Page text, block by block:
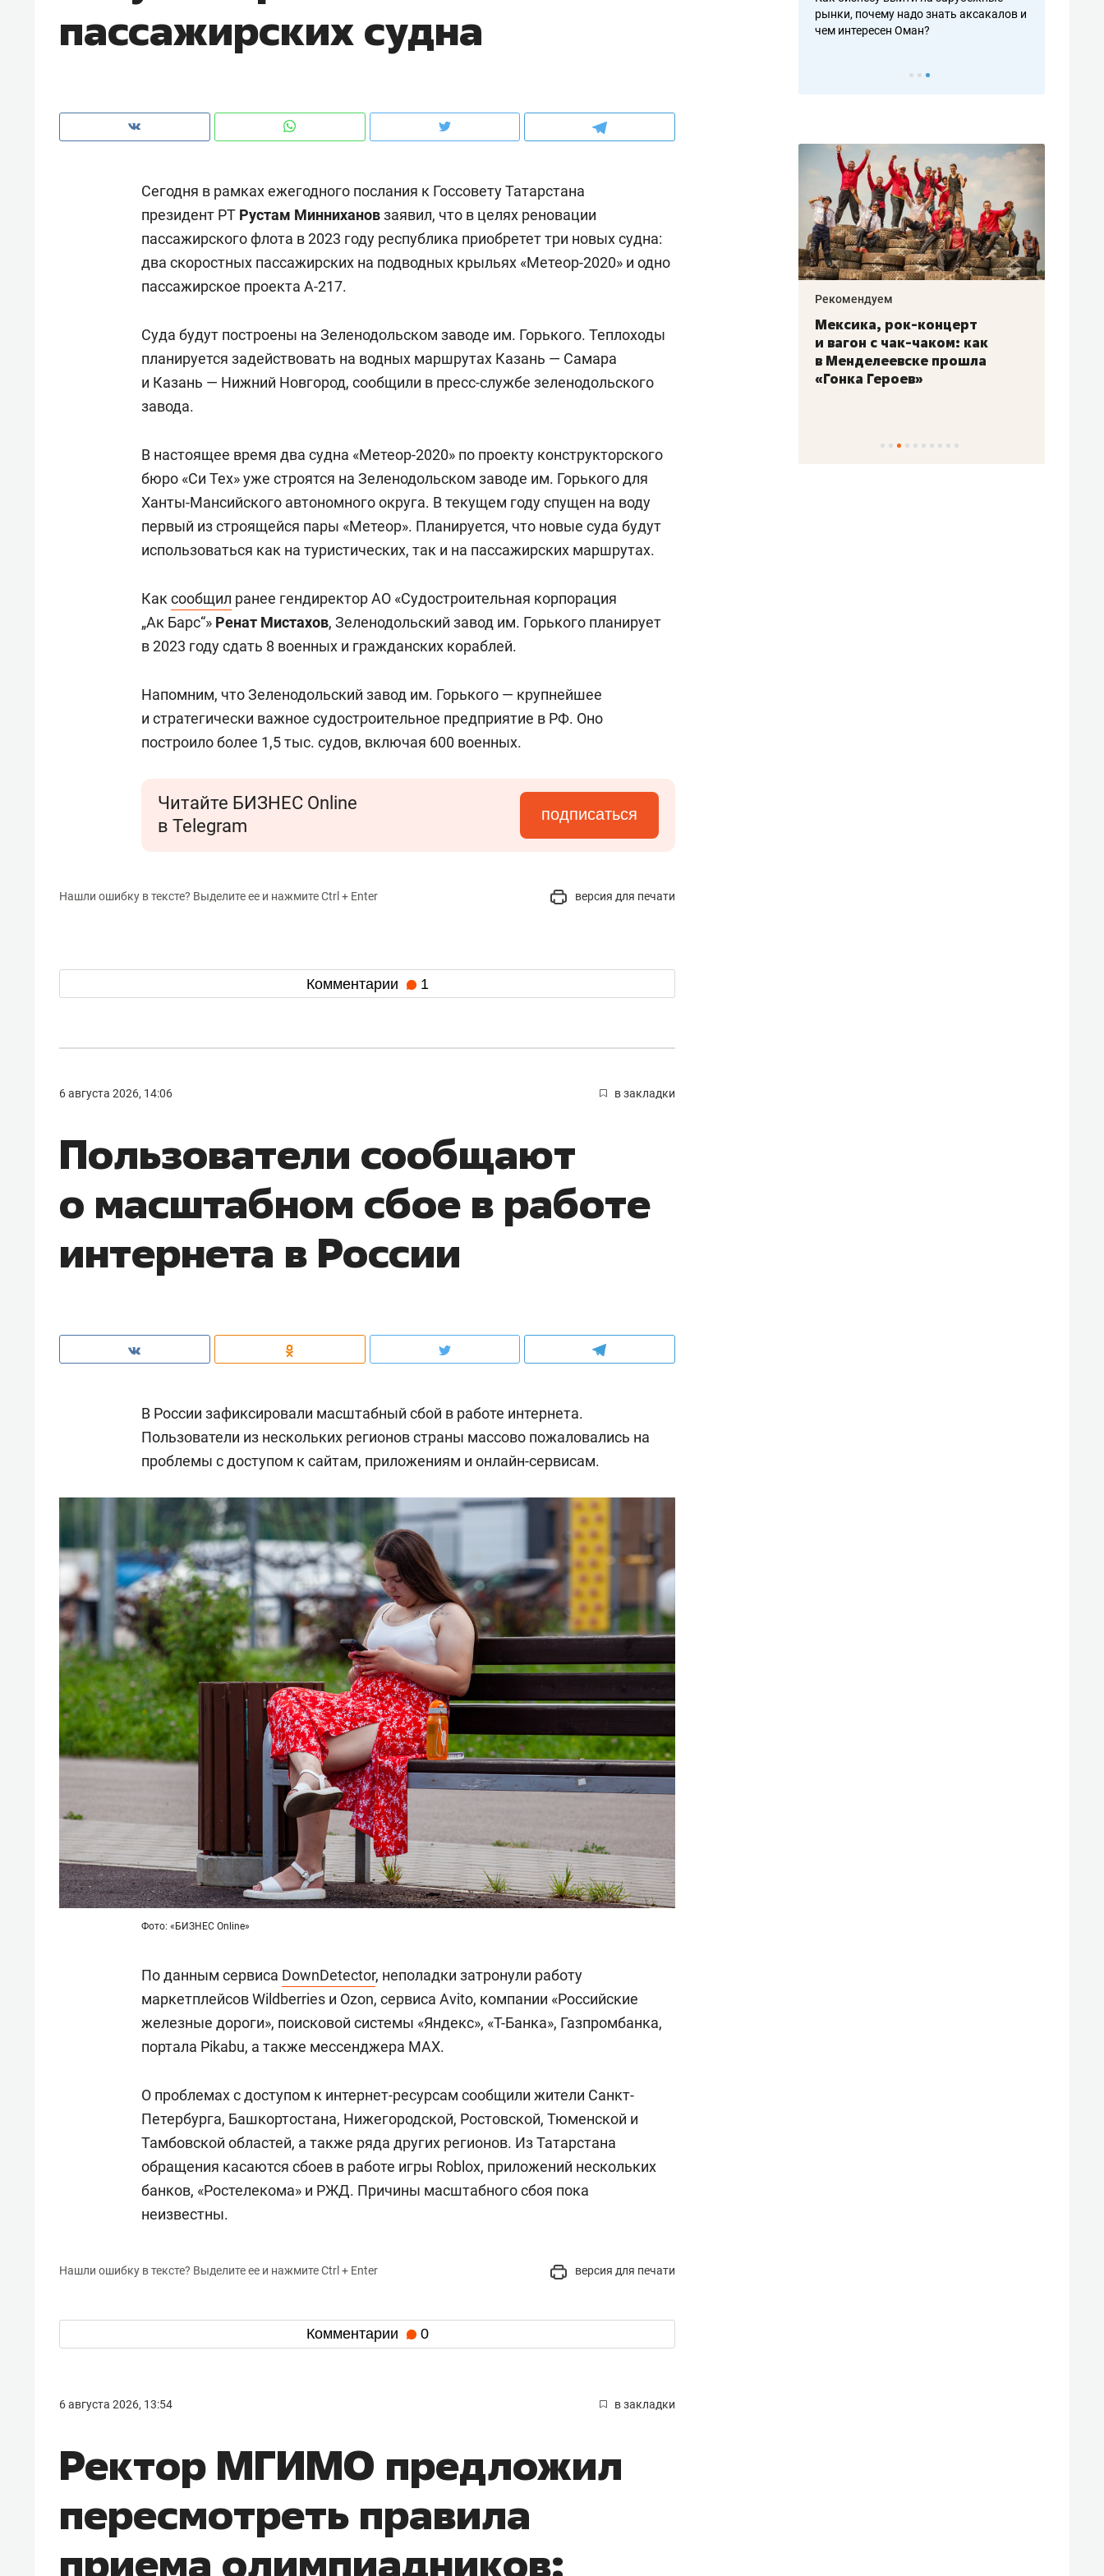
пассажирских судна
Сегодня в рамках ежегодного послания к Госсовету Татарстана
президент РТ Рустам Миннихановзаявил, что в целях реновации
пассажирского флота в 2023 году республика приобретет три новых судна:
два скоростных пассажирских на подводных крыльях «Метеор-2020» и одно
пассажирское проекта А-217.
Суда будут построены на Зеленодольском заводе им. Горького. Теплоходы
планируется задействовать на водных маршрутах Казань — Самара
и Казань — Нижний Новгород, сообщили в пресс-службе зеленодольского
завода.
В настоящее время два судна «Метеор-2020» по проекту конструкторского
бюро «Си Тех» уже строятся на Зеленодольском заводе им. Горького для
Ханты-Мансийского автономного округа. В текущем году спущен на воду
первый из строящейся пары «Метеор». Планируется, что новые суда будут
использоваться как на туристических, так и на пассажирских маршрутах.
Как сообщил ранее гендиректор АО «Судостроительная корпорация
„Ак Барс“» Ренат Мистахов, Зеленодольский завод им. Горького планирует
в 2023 году сдать 8 военных и гражданских кораблей.
Напомним, что Зеленодольский завод им. Горького — крупнейшее
и стратегически важное судостроительное предприятие в РФ. Оно
построило более 1,5 тыс. судов, включая 600 военных.
Читайте БИЗНЕС Online
в Telegram
подписаться
Нашли ошибку в тексте? Выделите ее и нажмите Ctrl + Enter версия для печати
Комментарии 1
6 августа 2026, 14:06 в закладки
Пользователи сообщают
о масштабном сбое в работе
интернета в России
В России зафиксировали масштабный сбой в работе интернета.
Пользователи из нескольких регионов страны массово пожаловались на
проблемы с доступом к сайтам, приложениям и онлайн-сервисам.
Фото: «БИЗНЕС Online»
По данным сервиса DownDetector, неполадки затронули работу
маркетплейсов Wildberries и Ozon, сервиса Avito, компании «Российские
железные дороги», поисковой системы «Яндекс», «Т-Банка», Газпромбанка,
портала Pikabu, а также мессенджера MAX.
О проблемах с доступом к интернет-ресурсам сообщили жители Санкт-
Петербурга, Башкортостана, Нижегородской, Ростовской, Тюменской и
Тамбовской областей, а также ряда других регионов. Из Татарстана
обращения касаются сбоев в работе игры Roblox, приложений нескольких
банков, «Ростелекома» и РЖД. Причины масштабного сбоя пока
неизвестны.
Нашли ошибку в тексте? Выделите ее и нажмите Ctrl + Enter версия для печати
Комментарии 0
6 августа 2026, 13:54 в закладки
Ректор МГИМО предложил
пересмотреть правила
приема олимпиадников:
чем интересен Оман?
клиентах и чудных запросах мастеров
рынки, почему надо знать аксакалов и
чем интересен Оман?
Как ГК «МИР ГРУПП» и ВТБ
создают оазис жилого
комфорта под Казанью
ID вместо ключа: какой будет
безопасность в ЖК «Нова»
природе, работа
с ментальным и физическим
состоянием как основа
Рекомендуем
Мексика, рок-концерт
и вагон с чак-чаком: как
в Менделеевске прошла
«Гонка Героев»